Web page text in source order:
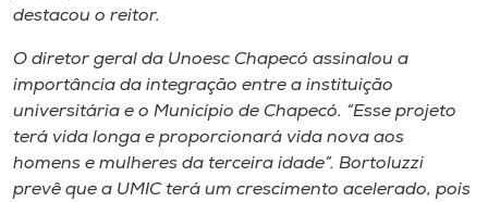
destacou o reitor.
O diretor geral da Unoesc Chapecó assinalou a
importância da integração entre a instituição
universitária e o Município de Chapecó. “Esse projeto
terá vida longa e proporcionará vida nova aos
homens e mulheres da terceira idade”. Bortoluzzi
prevê que a UMIC terá um crescimento acelerado, pois